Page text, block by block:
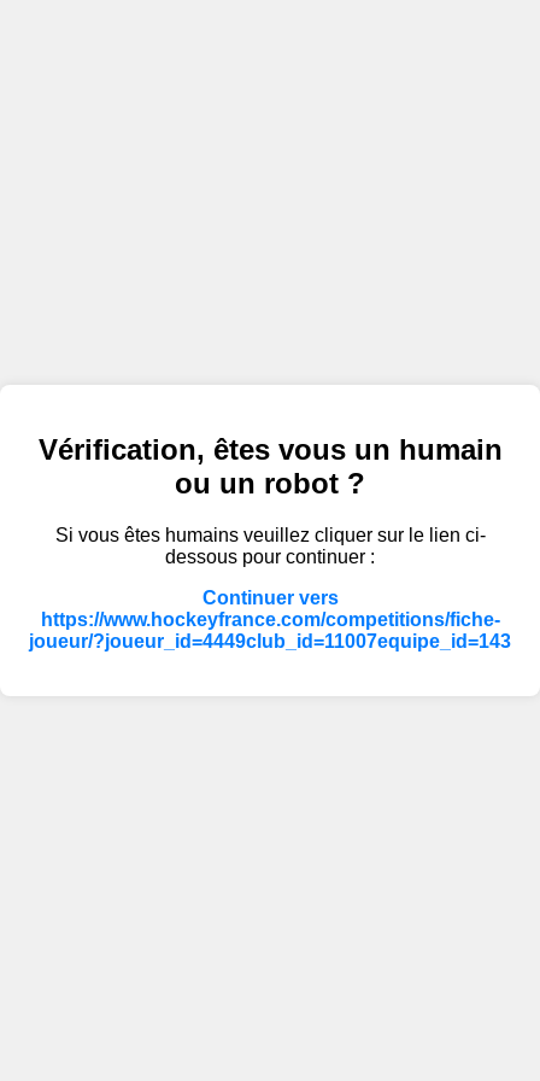
Vérification, êtes vous un humain
ou un robot ?
Si vous êtes humains veuillez cliquer sur le lien ci-
dessous pour continuer :
Continuer vers
https://www.hockeyfrance.com/competitions/fiche-
joueur/?joueur_id=4449club_id=11007equipe_id=143